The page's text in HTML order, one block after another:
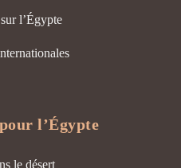
l’Égypte
l’Égypte
le désert